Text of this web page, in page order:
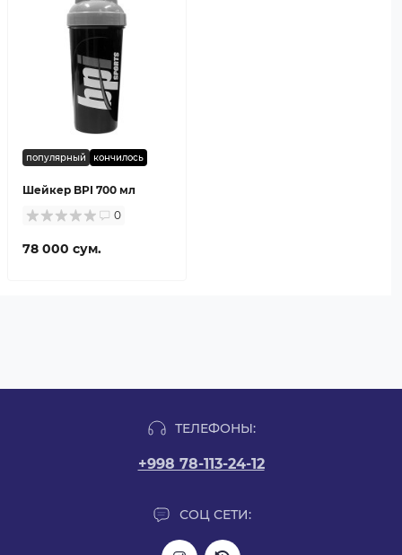
популярный кончилось
Шейкер BPI 700 мл
0
78 000 сум.
ТЕЛЕФОНЫ:
+998 78-113-24-12
СОЦ СЕТИ: